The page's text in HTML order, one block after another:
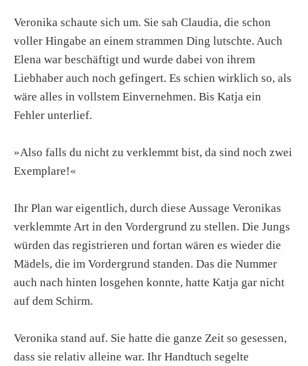
Veronika schaute sich um. Sie sah Claudia, die schon
voller Hingabe an einem strammen Ding lutschte. Auch
Elena war beschäftigt und wurde dabei von ihrem
Liebhaber auch noch gefingert. Es schien wirklich so, als
wäre alles in vollstem Einvernehmen. Bis Katja ein
Fehler unterlief.
»Also falls du nicht zu verklemmt bist, da sind noch zwei
Exemplare!«
Ihr Plan war eigentlich, durch diese Aussage Veronikas
verklemmte Art in den Vordergrund zu stellen. Die Jungs
würden das registrieren und fortan wären es wieder die
Mädels, die im Vordergrund standen. Das die Nummer
auch nach hinten losgehen konnte, hatte Katja gar nicht
auf dem Schirm.
Veronika stand auf. Sie hatte die ganze Zeit so gesessen,
dass sie relativ alleine war. Ihr Handtuch segelte